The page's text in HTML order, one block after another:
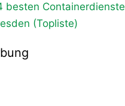
besten Containerdienste
(Topliste)